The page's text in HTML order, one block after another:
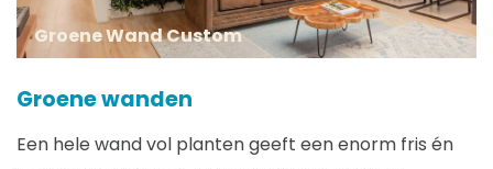
Groene Wand Custom
Groene wanden
Een hele wand vol planten geeft een enorm fris én